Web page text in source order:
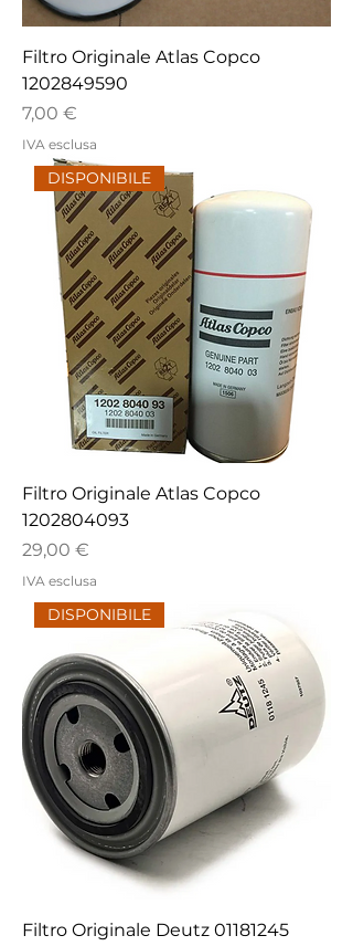
Filtro Originale Atlas Copco
1202849590
Prezzo
7,00 €
IVA esclusa
DISPONIBILE
Filtro Originale Atlas Copco
1202804093
Prezzo
29,00 €
IVA esclusa
DISPONIBILE
Filtro Originale Deutz 01181245